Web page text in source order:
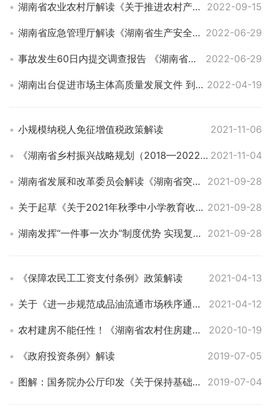
湖南省农业农村厅解读《关于推进农村产权流转交易市场体系建设的指导意见》 2022-09-15
湖南省应急管理厅解读《湖南省生产安全事故调查处理办法》 2022-06-29
事故发生60日内提交调查报告 《湖南省生产安全事故调查处理办法》印发 2022-06-29
湖南出台促进市场主体高质量发展文件 到2025年末，实现全省市场主体达到800万户 2022-04-19
小规模纳税人免征增值税政策解读 2021-11-06
《湖南省乡村振兴战略规划（2018—2022年）》解读 2021-11-04
湖南省发展和改革委员会解读《湖南省突发重大停电事件应急预案》 2021-09-28
关于起草《关于2021年秋季中小学教育收费有关事项的通知》的说明 2021-09-28
湖南发挥“一件事一次办”制度优势 实现复工复产政策兑现“直给直兑” 2021-09-28
《保障农民工工资支付条例》政策解读 2021-04-13
关于《进一步规范成品油流通市场秩序通告》的解读 2021-04-12
农村建房不能任性！《湖南省农村住房建设管理办法》政策解读 2020-10-19
《政府投资条例》解读 2019-07-05
图解：国务院办公厅印发《关于保持基础设施领域补短板力度的指导意见》 2019-07-04